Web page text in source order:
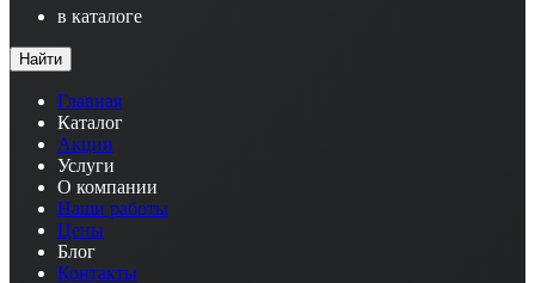
в каталоге
Найти
Главная
Каталог
Акции
Услуги
О компании
Наши работы
Цены
Блог
Контакты